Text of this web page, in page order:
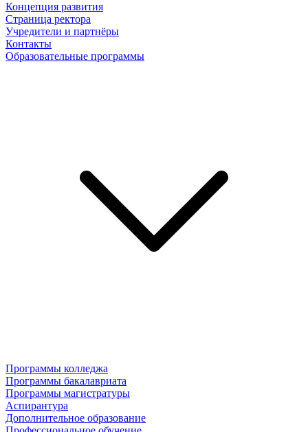
Концепция развития
Страница ректора
Учредители и партнёры
Контакты
Образовательные программы
Программы колледжа
Программы бакалавриата
Программы магистратуры
Аспирантура
Дополнительное образование